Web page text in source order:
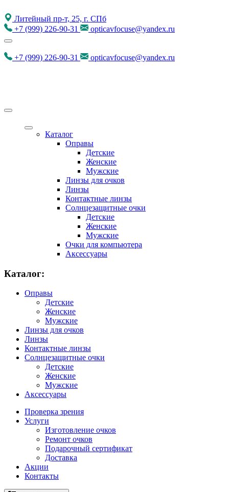
Литейный пр-т, 25, г. СПб
+7 (999) 226-90-31 opticavfocuse@yandex.ru
+7 (999) 226-90-31 opticavfocuse@yandex.ru
Каталог
Оправы
Детские
Женские
Мужские
Линзы для очков
Линзы
Контактные линзы
Солнцезащитные очки
Детские
Женские
Мужские
Очки для компьютера
Аксессуары
Каталог:
Оправы
Детские
Женские
Мужские
Линзы для очков
Линзы
Контактные линзы
Солнцезащитные очки
Детские
Женские
Мужские
Аксессуары
Проверка зрения
Услуги
Изготовление очков
Ремонт очков
Подарочный сертификат
Доставка
Акции
Контакты